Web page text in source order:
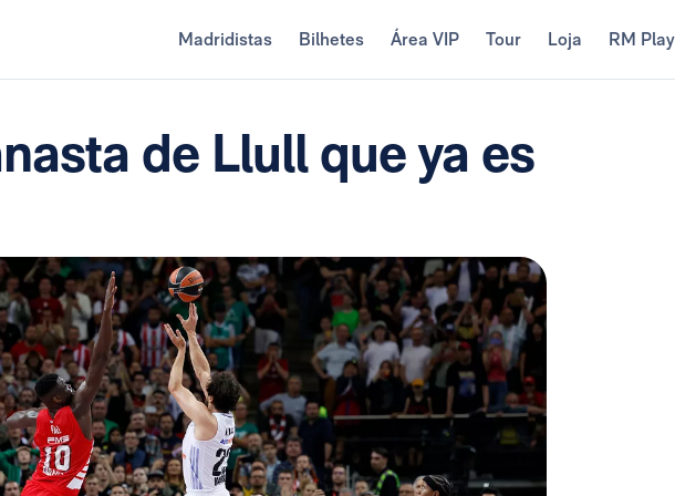
Madridistas Bilhetes Área VIP Tour Loja RM Play
de Llull que ya es